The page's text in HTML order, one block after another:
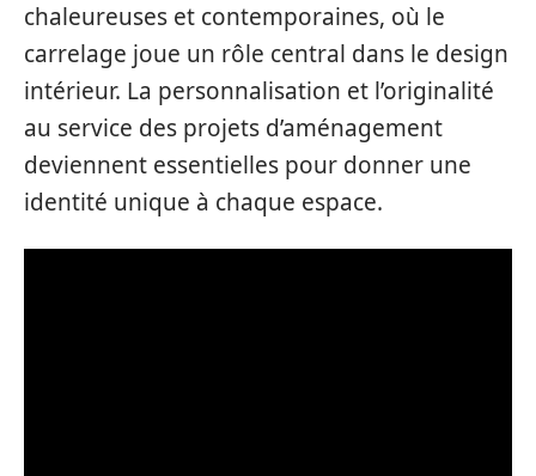
chaleureuses et contemporaines, où le
carrelage joue un rôle central dans le design
intérieur. La personnalisation et l’originalité
au service des projets d’aménagement
deviennent essentielles pour donner une
identité unique à chaque espace.